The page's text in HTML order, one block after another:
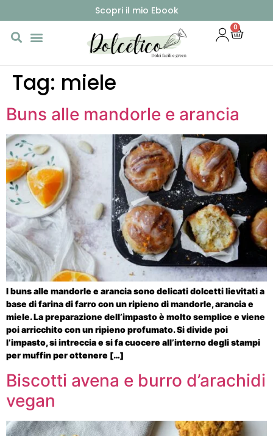
Scopri il mio Ebook
0
Tag: miele
Buns alle mandorle e arancia
I buns alle mandorle e arancia sono delicati dolcetti lievitati a
base di farina di farro con un ripieno di mandorle, arancia e
miele. La preparazione dell’impasto è molto semplice e viene
poi arricchito con un ripieno profumato. Si divide poi
l’impasto, si intreccia e si fa cuocere all’interno degli stampi
per muffin per ottenere […]
Biscotti avena e burro d’arachidi
vegan